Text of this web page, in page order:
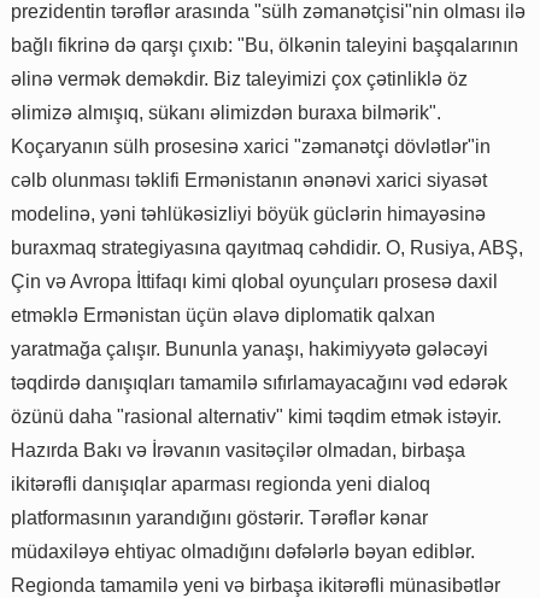
prezidentin tərəflər arasında "sülh zəmanətçisi"nin olması ilə
bağlı fikrinə də qarşı çıxıb: "Bu, ölkənin taleyini başqalarının
əlinə vermək deməkdir. Biz taleyimizi çox çətinliklə öz
əlimizə almışıq, sükanı əlimizdən buraxa bilmərik".
Koçaryanın sülh prosesinə xarici "zəmanətçi dövlətlər"in
cəlb olunması təklifi Ermənistanın ənənəvi xarici siyasət
modelinə, yəni təhlükəsizliyi böyük güclərin himayəsinə
buraxmaq strategiyasına qayıtmaq cəhdidir. O, Rusiya, ABŞ,
Çin və Avropa İttifaqı kimi qlobal oyunçuları prosesə daxil
etməklə Ermənistan üçün əlavə diplomatik qalxan
yaratmağa çalışır. Bununla yanaşı, hakimiyyətə gələcəyi
təqdirdə danışıqları tamamilə sıfırlamayacağını vəd edərək
özünü daha "rasional alternativ" kimi təqdim etmək istəyir.
Hazırda Bakı və İrəvanın vasitəçilər olmadan, birbaşa
ikitərəfli danışıqlar aparması regionda yeni dialoq
platformasının yarandığını göstərir. Tərəflər kənar
müdaxiləyə ehtiyac olmadığını dəfələrlə bəyan ediblər.
Regionda tamamilə yeni və birbaşa ikitərəfli münasibətlər